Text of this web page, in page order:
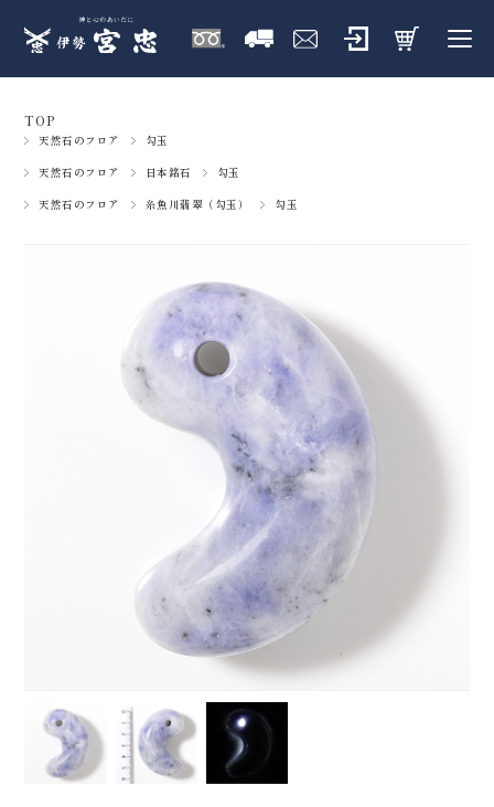
TOP
天然石のフロア 勾玉
天然石のフロア 日本銘石 勾玉
天然石のフロア 糸魚川翡翠（勾玉） 勾玉